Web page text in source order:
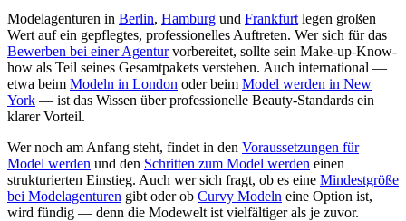
Modelagenturen in Berlin, Hamburg und Frankfurt legen großen
Wert auf ein gepflegtes, professionelles Auftreten. Wer sich für das
Bewerben bei einer Agenturvorbereitet, sollte sein Make-up-Know-
how als Teil seines Gesamtpakets verstehen. Auch international —
etwa beim Modeln in London oder beim Model werden in New
York — ist das Wissen über professionelle Beauty-Standards ein
klarer Vorteil.
Wer noch am Anfang steht, findet in den Voraussetzungen für
Model werden und den Schritten zum Model werden einen
strukturierten Einstieg. Auch wer sich fragt, ob es eine Mindestgröße
bei Modelagenturen gibt oder ob Curvy Modeln eine Option ist,
wird fündig — denn die Modewelt ist vielfältiger als je zuvor.